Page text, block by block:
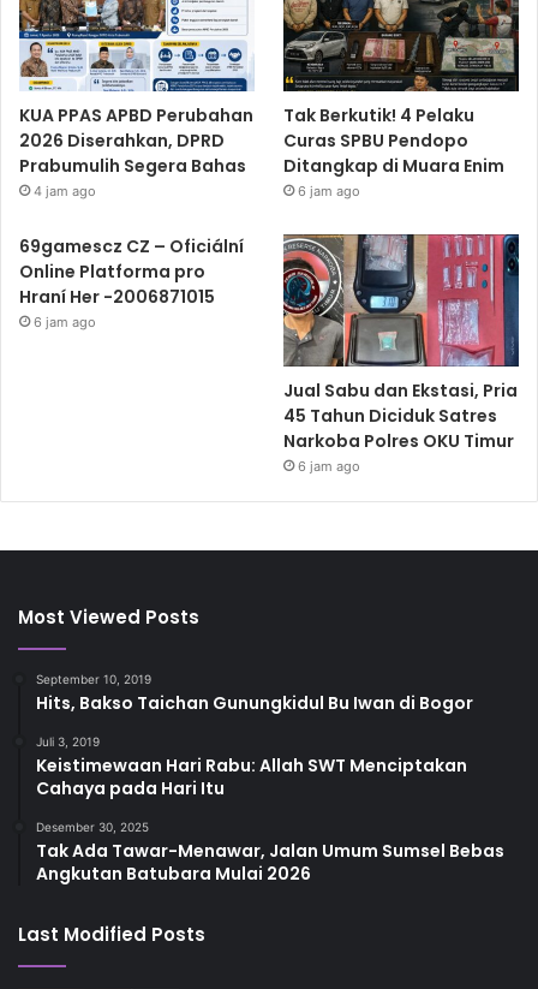
KUA PPAS APBD Perubahan
2026 Diserahkan, DPRD
Prabumulih Segera Bahas
4 jam ago
Tak Berkutik! 4 Pelaku
Curas SPBU Pendopo
Ditangkap di Muara Enim
6 jam ago
69gamescz CZ – Oficiální
Online Platforma pro
Hraní Her -2006871015
6 jam ago
Jual Sabu dan Ekstasi, Pria
45 Tahun Diciduk Satres
Narkoba Polres OKU Timur
6 jam ago
Most Viewed Posts
September 10, 2019
Hits, Bakso Taichan Gunungkidul Bu Iwan di Bogor
Juli 3, 2019
Keistimewaan Hari Rabu: Allah SWT Menciptakan
Cahaya pada Hari Itu
Desember 30, 2025
Tak Ada Tawar-Menawar, Jalan Umum Sumsel Bebas
Angkutan Batubara Mulai 2026
Last Modified Posts